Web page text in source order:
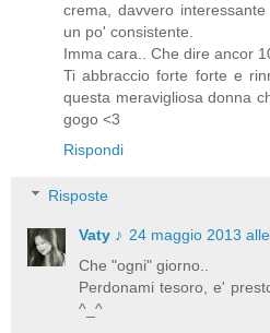
crema, davvero
un po' consistente.
Imma cara.. Che dire ancor
Ti abbraccio forte forte e
questa meravigliosa donna
gogo <3
Rispondi
Risposte
Vaty ♪ 24 maggio 2013
Che "ogni" giorno..
Perdonami tesoro, e'
^_^